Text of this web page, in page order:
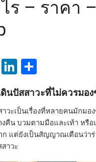
ร – ราคา
Telegram
LinkedIn
นปัสสาวะที่ไม่ควรมอ
วะเป็นเรื่องที่หลายคนมักมอ
คืน บวมตามมือและเท้า หรื
ก แต่ยังเป็นสัญญาณเตือนว่า
าวะ